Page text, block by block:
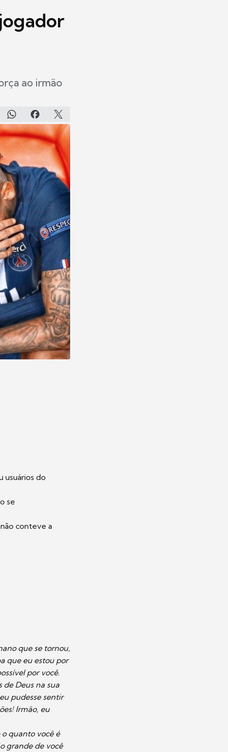
ao irmão
usuários do
se
conteve a
que se tornou,
que eu estou por
por você.
de Deus na sua
pudesse sentir
Irmão, eu
o quanto você é
grande de você